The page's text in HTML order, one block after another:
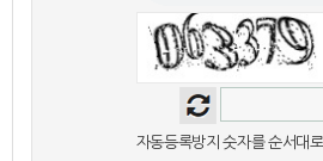
자동등록방지 숫자를 순서대